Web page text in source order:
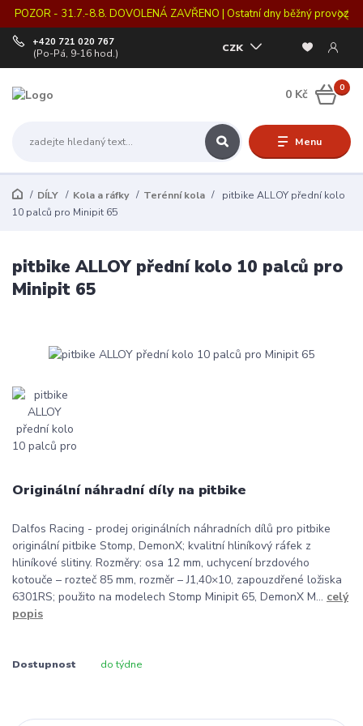
POZOR - 31.7.-8.8. DOVOLENÁ ZAVŘENO | Ostatní dny běžný provoz
Menu
CZK
+420 721 020 767
(Po-Pá, 9-16 hod.)
0
0 Kč
DÍLY Kola a ráfky Terénní kola
pitbike ALLOY přední kolo
10 palců pro Minipit 65
pitbike ALLOY přední kolo 10 palců pro
Minipit 65
Originální náhradní díly na pitbike
Dalfos Racing - prodej originálních náhradních dílů pro pitbike
originální pitbike Stomp, DemonX; kvalitní hliníkový ráfek z
hliníkové slitiny. Rozměry: osa 12 mm, uchycení brzdového
kotouče – rozteč 85 mm, rozměr – J1,40×10, zapouzdřené ložiska
6301RS; použito na modelech Stomp Minipit 65, DemonX M... celý
popis
Dostupnost do týdne